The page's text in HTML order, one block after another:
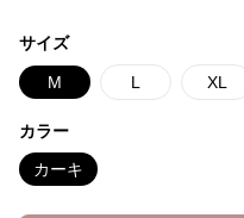
サイズ
M L XL
カラー
カーキ